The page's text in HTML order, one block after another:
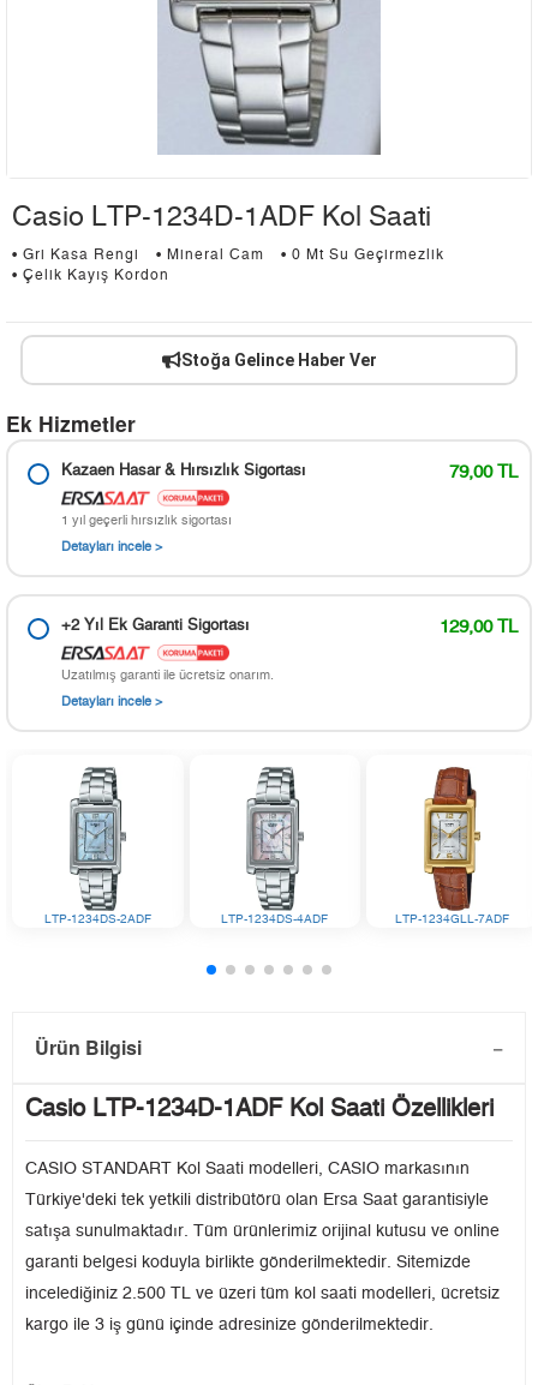
Casio LTP-1234D-1ADF Kol Saati
• Gri Kasa Rengi • Mineral Cam
• 0 Mt Su Geçirmezlik
• Çelik Kayış Kordon
Stoğa Gelince Haber Ver
Ek Hizmetler
Kazaen Hasar & Hırsızlık Sigortası 79,00 TL
1 yıl geçerli hırsızlık sigortası
Detayları incele >
+2 Yıl Ek Garanti Sigortası 129,00 TL
Uzatılmış garanti ile ücretsiz onarım.
Detayları incele >
LTP-1234DS-2ADF LTP-1234DS-4ADF LTP-1234GLL-7ADF
Ürün Bilgisi
Casio LTP-1234D-1ADF Kol Saati Özellikleri
CASIO STANDART Kol Saati modelleri, CASIO markasının
Türkiye'deki tek yetkili distribütörü olan Ersa Saat garantisiyle
satışa sunulmaktadır. Tüm ürünlerimiz orijinal kutusu ve online
garanti belgesi koduyla birlikte gönderilmektedir. Sitemizde
incelediğiniz 2.500 TL ve üzeri tüm kol saati modelleri, ücretsiz
kargo ile 3 iş günü içinde adresinize gönderilmektedir.